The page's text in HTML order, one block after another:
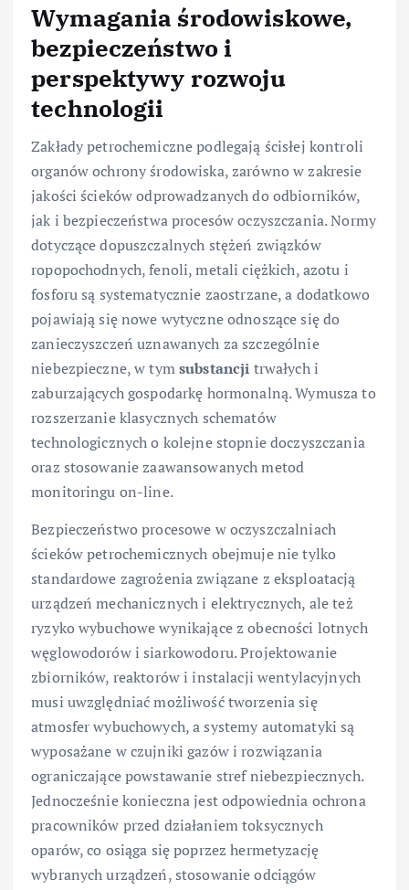
Wymagania środowiskowe,
bezpieczeństwo i
perspektywy rozwoju
technologii
Zakłady petrochemiczne podlegają ścisłej kontroli
organów ochrony środowiska, zarówno w zakresie
jakości ścieków odprowadzanych do odbiorników,
jak i bezpieczeństwa procesów oczyszczania. Normy
dotyczące dopuszczalnych stężeń związków
ropopochodnych, fenoli, metali ciężkich, azotu i
fosforu są systematycznie zaostrzane, a dodatkowo
pojawiają się nowe wytyczne odnoszące się do
zanieczyszczeń uznawanych za szczególnie
niebezpieczne, w tymsubstancji trwałych i
zaburzających gospodarkę hormonalną. Wymusza to
rozszerzanie klasycznych schematów
technologicznych o kolejne stopnie doczyszczania
oraz stosowanie zaawansowanych metod
monitoringu on-line.
Bezpieczeństwo procesowe w oczyszczalniach
ścieków petrochemicznych obejmuje nie tylko
standardowe zagrożenia związane z eksploatacją
urządzeń mechanicznych i elektrycznych, ale też
ryzyko wybuchowe wynikające z obecności lotnych
węglowodorów i siarkowodoru. Projektowanie
zbiorników, reaktorów i instalacji wentylacyjnych
musi uwzględniać możliwość tworzenia się
atmosfer wybuchowych, a systemy automatyki są
wyposażane w czujniki gazów i rozwiązania
ograniczające powstawanie stref niebezpiecznych.
Jednocześnie konieczna jest odpowiednia ochrona
pracowników przed działaniem toksycznych
oparów, co osiąga się poprzez hermetyzację
wybranych urządzeń, stosowanie odciągów